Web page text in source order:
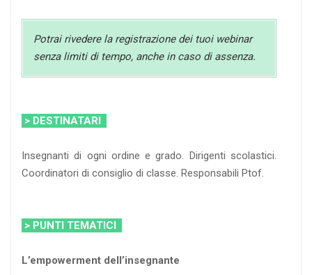
Potrai rivedere la registrazione dei tuoi webinar
senza limiti di tempo, anche in caso di assenza.
> DESTINATARI
Insegnanti di ogni ordine e grado. Dirigenti scolastici.
Coordinatori di consiglio di classe. Responsabili Ptof.
> PUNTI TEMATICI
L’empowerment dell’insegnante